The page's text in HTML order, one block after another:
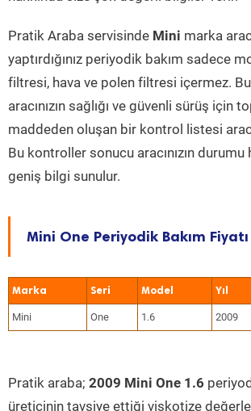
Pratik Araba servisinde Mini marka
yaptırdığınız periyodik bakım sadece
filtresi, hava ve polen filtresi içermez.
aracınızın sağlığı ve güvenli sürüş için
maddeden oluşan bir kontrol listesi
Bu kontroller sonucu aracınızın durumu
geniş bilgi sunulur.
Mini One Periyodik Bakım Fiyatı
Marka Seri Model Yıl
Mini One 1.6 2009
Pratik araba; 2009 Mini One 1.6
üreticinin tavsiye ettiği viskotize